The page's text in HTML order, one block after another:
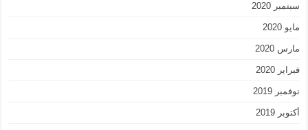
سبتمبر 2020
مايو 2020
مارس 2020
فبراير 2020
نوفمبر 2019
أكتوبر 2019